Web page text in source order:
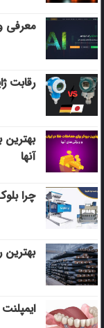
معرفی و
رقابت
بهترین
آنها
چرا
بهترین